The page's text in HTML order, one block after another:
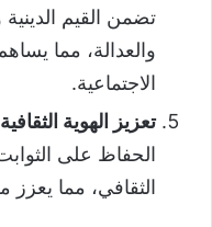
تضمن القيم
والعدالة، مما
الاجتماعية.
تعزيز الهوية
الحفاظ على
الثقافي، مما يعزز